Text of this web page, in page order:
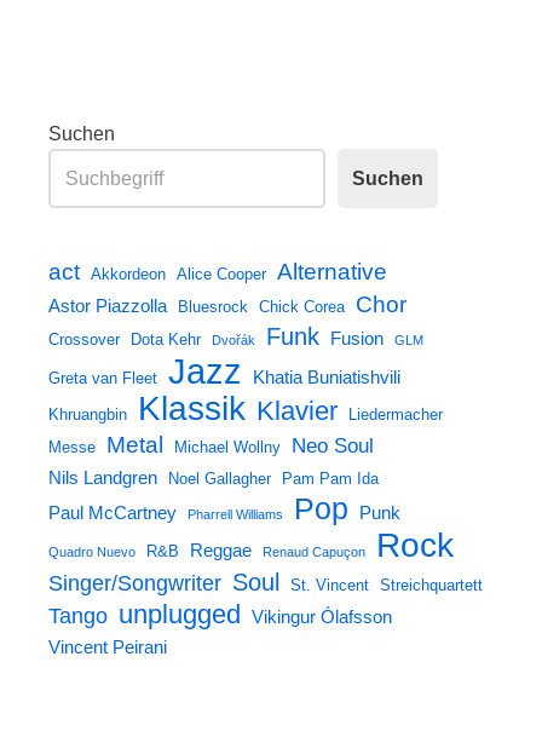
Suchen
Suchen
act Akkordeon Alice Cooper Alternative
Astor Piazzolla Bluesrock Chick Corea Chor
Crossover Dota Kehr Dvořák Funk Fusion GLM
Greta van Fleet Jazz Khatia Buniatishvili
Khruangbin Klassik Klavier
Liedermacher
Messe
Metal Michael Wollny Neo Soul
Nils Landgren Noel Gallagher Pam Pam Ida
Paul McCartney Pharrell Williams Pop Punk
Quadro Nuevo R&B Reggae Renaud Capuçon Rock
Singer/Songwriter Soul St. Vincent Streichquartett
Tango unplugged
Vikingur Ólafsson
Vincent Peirani